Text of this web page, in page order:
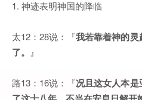
1. 神迹表明神国的降临
太12：28说：『我若靠着神的
了。
』
路13：16说：『况且这女人本